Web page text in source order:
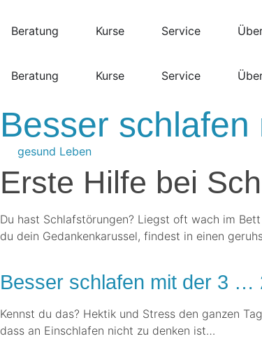
Beratung Kurse Service
Beratung Kurse Service
Besser
gesund Leben
Erste Hilfe bei
Du hast Schlafstörungen? Liegst oft wach im
du dein Gedankenkarussel, findest in einen
Besser schlafen mit der 3
Kennst du das? Hektik und Stress den ganzen
dass an Einschlafen nicht zu denken ist…